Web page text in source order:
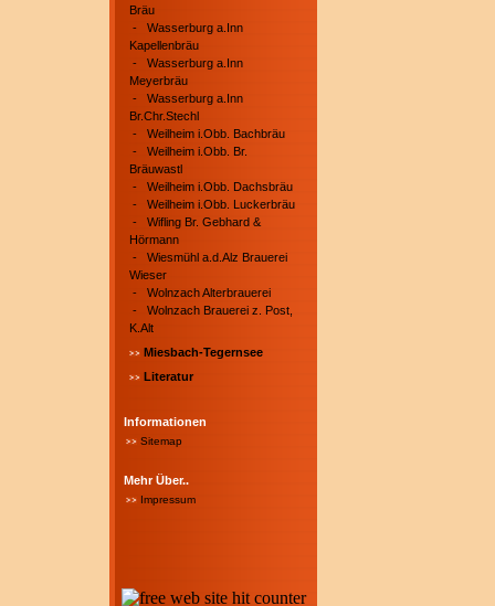
Bräu
- Wasserburg a.Inn
Kapellenbräu
- Wasserburg a.Inn
Meyerbräu
- Wasserburg a.Inn
Br.Chr.Stechl
- Weilheim i.Obb. Bachbräu
- Weilheim i.Obb. Br.
Bräuwastl
- Weilheim i.Obb. Dachsbräu
- Weilheim i.Obb. Luckerbräu
- Wifling Br. Gebhard &
Hörmann
- Wiesmühl a.d.Alz Brauerei
Wieser
- Wolnzach Alterbrauerei
- Wolnzach Brauerei z. Post,
K.Alt
Miesbach-Tegernsee
Literatur
Informationen
Sitemap
Mehr Über..
Impressum